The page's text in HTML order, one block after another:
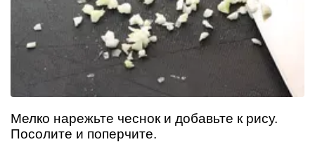
Мелко нарежьте чеснок и добавьте к рису.
Посолите и поперчите.